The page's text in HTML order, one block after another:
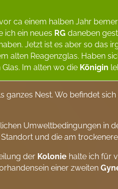
ca einem halben Jahr
ich ein neues RG daneben
Jetzt ist es aber so das
alten Reagenzglas. Haben
Glas. Im alten wo die Königin
ganzes Nest. Wo befindet
Umweltbedingungen in
und die am
der Kolonie halte ich für
einer zweiten